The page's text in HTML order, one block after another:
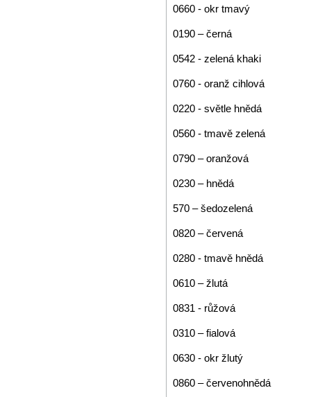
0660 - okr tmavý
0190 – černá
0542 - zelená khaki
0760 - oranž cihlová
0220 - světle hnědá
0560 - tmavě zelená
0790 – oranžová
0230 – hnědá
570 – šedozelená
0820 – červená
0280 - tmavě hnědá
0610 – žlutá
0831 - růžová
0310 – fialová
0630 - okr žlutý
0860 – červenohnědá